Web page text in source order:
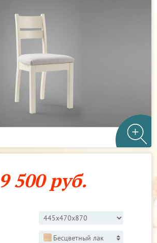
9 500 руб.
Бесцветный лак